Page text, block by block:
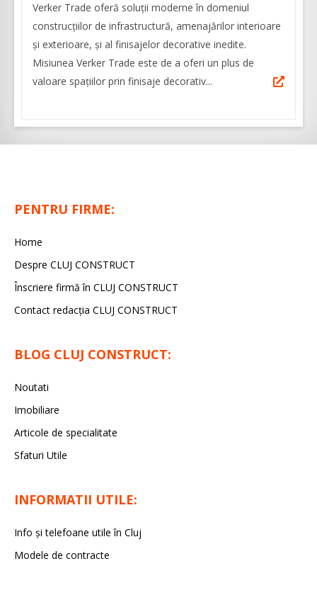
Verker Trade oferă soluţii moderne în domeniul
construcţiilor de infrastructură, amenajărilor interioare
şi exterioare, şi al finisajelor decorative inedite.
Misiunea Verker Trade este de a oferi un plus de
valoare spaţiilor prin finisaje decorativ...
PENTRU FIRME:
Home
Despre CLUJ CONSTRUCT
Înscriere firmă în CLUJ CONSTRUCT
Contact redacția CLUJ CONSTRUCT
BLOG CLUJ CONSTRUCT:
Noutati
Imobiliare
Articole de specialitate
Sfaturi Utile
INFORMATII UTILE:
Info și telefoane utile în Cluj
Modele de contracte